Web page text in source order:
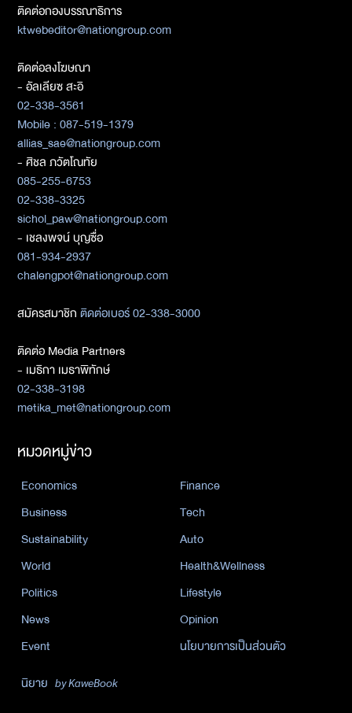
ติดต่อกองบรรณาธิการ
ktwebeditor@nationgroup.com
ติดต่อลงโฆษณา
- อัลเลียซ สะอิ
02-338-3561
Mobile : 087-519-1379
allias_sae@nationgroup.com
- ศิชล ภวัตโณทัย
085-255-6753
02-338-3325
sichol_paw@nationgroup.com
- เชลงพจน์ บุญซื่อ
081-934-2937
chalengpot@nationgroup.com
สมัครสมาชิกติดต่อเบอร์ 02-338-3000
ติดต่อ Media Partners
- เมธิกา เมธาพิทักษ์
02-338-3198
metika_met@nationgroup.com
หมวดหมู่ข่าว
Economics
Finance
Business
Tech
Sustainability
Auto
World
Health&Wellness
Politics
Lifestyle
News
Opinion
Event
นโยบายการเป็นส่วนตัว
นิยาย by KaweBook